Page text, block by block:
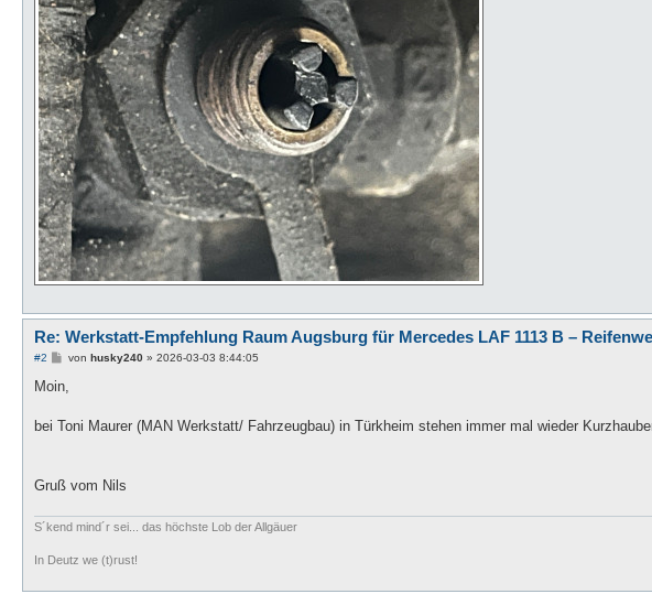
Re: Werkstatt-Empfehlung Raum Augsburg für Mercedes LAF 1113 B –
#2
B
i
t
a
von husky240» 2026-03-03 8:44:05
Moin,
bei Toni Maurer (MAN Werkstatt/ Fahrzeugbau) in Türkheim stehen immer mal wieder
Gruß vom Nils
S´kend mind´r sei... das höchste Lob der Allgäuer
In Deutz we (t)rust!